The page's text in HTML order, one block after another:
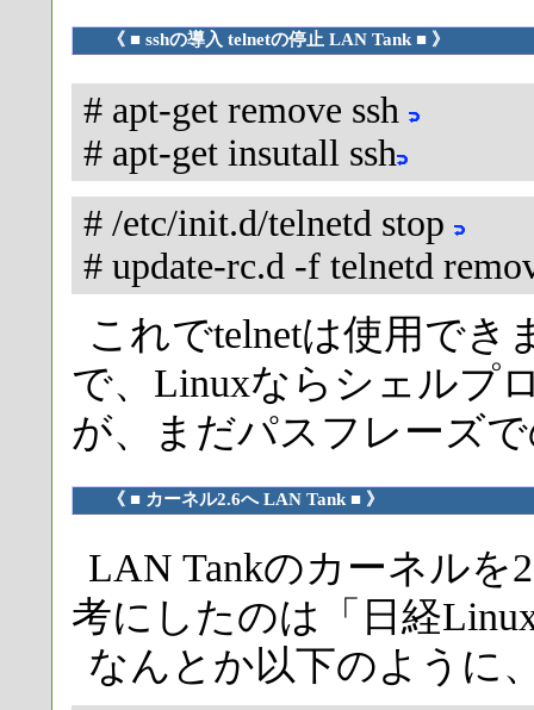
《 ■ sshの導入 telnetの停止 LAN Tank ■ 》
# apt-get remove ssh
# apt-get insutall ssh
# /etc/init.d/telnetd stop
# update-rc.d -f telnetd
これでtelnetは使用でき
で、Linuxならシェルプ
が、まだパスフレーズ
《 ■ カーネル2.6へ LAN Tank ■ 》
LAN Tankのカーネルを
考にしたのは「日経
なんとか以下のように